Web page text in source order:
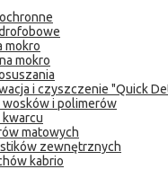
mokro
mokro
i czyszczenie "Quick
wosków i polimerów
kwarcu
matowych
zewnętrznych
kabrio